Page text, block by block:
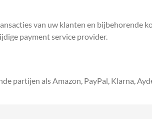
van uw klanten en bijbehorende
payment service provider.
partijen als Amazon, PayPal, Klarna,